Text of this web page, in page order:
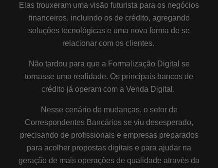
Elas trouxeram uma visão futurista para os negócios
financeiros, incluindo os de crédito, agregando
soluções tecnológicas e uma nova forma de se
relacionar com os clientes.
Não tardou para que a Formalização Digital se
tornasse uma realidade. Os principais bancos de
crédito já operam com a Venda Digital.
Nesse cenário de mudanças, o setor de
Correspondentes Bancários se viu desesperado,
precisando de profissionais e empresas preparados
para acolher propostas digitais e para ajudar na
geração de mais operações de qualidade através da